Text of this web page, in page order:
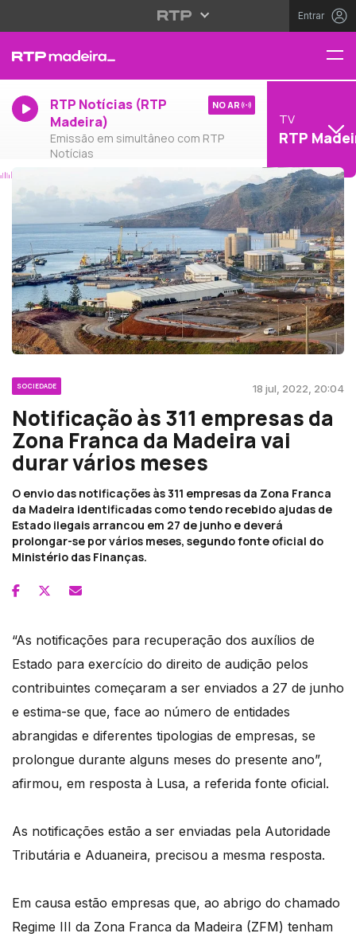
Entrar
RTP Notícias (RTP
Madeira)
Emissão em simultâneo com RTP
Notícias
NO AR
TV
RTP
SOCIEDADE 18 jul, 2022, 20:04
Notificação às 311 empresas da
Zona Franca da Madeira vai
durar vários meses
O envio das notificações às 311 empresas da Zona Franca
da Madeira identificadas como tendo recebido ajudas de
Estado ilegais arrancou em 27 de junho e deverá
prolongar-se por vários meses, segundo fonte oficial do
Ministério das Finanças.
“As notificações para recuperação dos auxílios de
Estado para exercício do direito de audição pelos
contribuintes começaram a ser enviados a 27 de junho
e estima-se que, face ao número de entidades
abrangidas e diferentes tipologias de empresas, se
prolongue durante alguns meses do presente ano”,
afirmou, em resposta à Lusa, a referida fonte oficial.
As notificações estão a ser enviadas pela Autoridade
Tributária e Aduaneira, precisou a mesma resposta.
Em causa estão empresas que, ao abrigo do chamado
Regime III da Zona Franca da Madeira (ZFM) tenham